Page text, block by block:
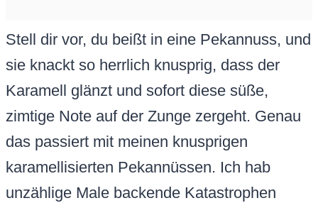
Stell dir vor, du beißt in eine Pekannuss, und
sie knackt so herrlich knusprig, dass der
Karamell glänzt und sofort diese süße,
zimtige Note auf der Zunge zergeht. Genau
das passiert mit meinen knusprigen
karamellisierten Pekannüssen. Ich hab
unzählige Male backende Katastrophen